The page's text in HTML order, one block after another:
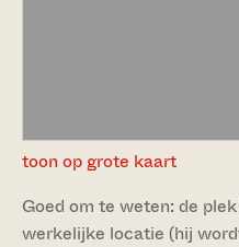
toon op grote kaart
Goed om te weten: de
werkelijke locatie (hij